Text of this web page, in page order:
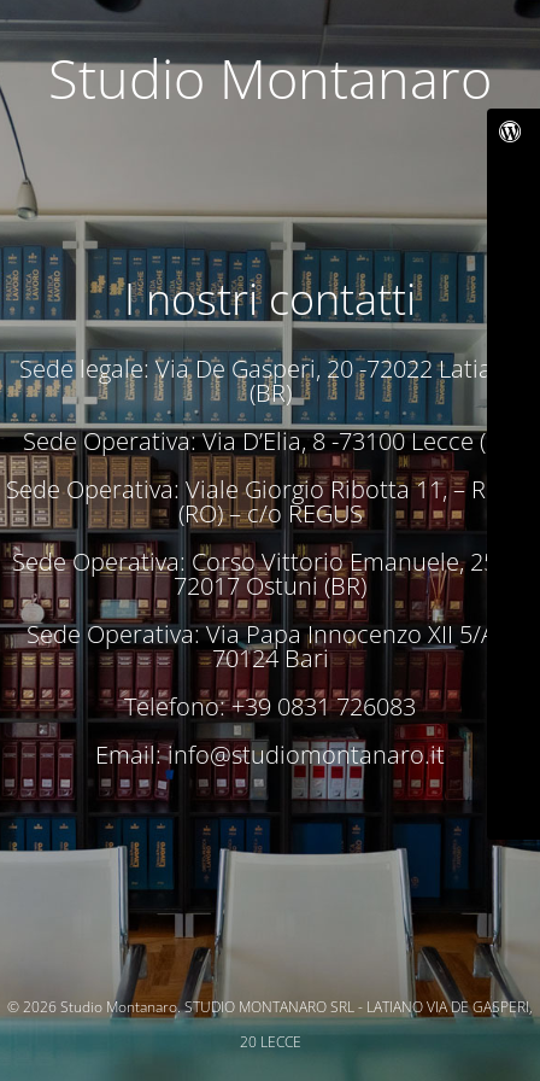
Studio Montanaro
I nostri contatti
Sede legale: Via De Gasperi, 20 -72022 Latiano
(BR)
Sede Operativa: Via D’Elia, 8 -73100 Lecce (LE)
Sede Operativa: Viale Giorgio Ribotta 11, – Roma
(RO) – c/o REGUS
Sede Operativa: Corso Vittorio Emanuele, 250 –
72017 Ostuni (BR)
Sede Operativa: Via Papa Innocenzo XII 5/A –
70124 Bari
Telefono: +39 0831 726083
Email:info@studiomontanaro.it
© 2026 Studio Montanaro. STUDIO MONTANARO SRL - LATIANO VIA DE GASPERI,
20 LECCE